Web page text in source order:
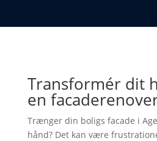
Transformér dit
en
Trænger din boligs facade i
hånd? Det kan være